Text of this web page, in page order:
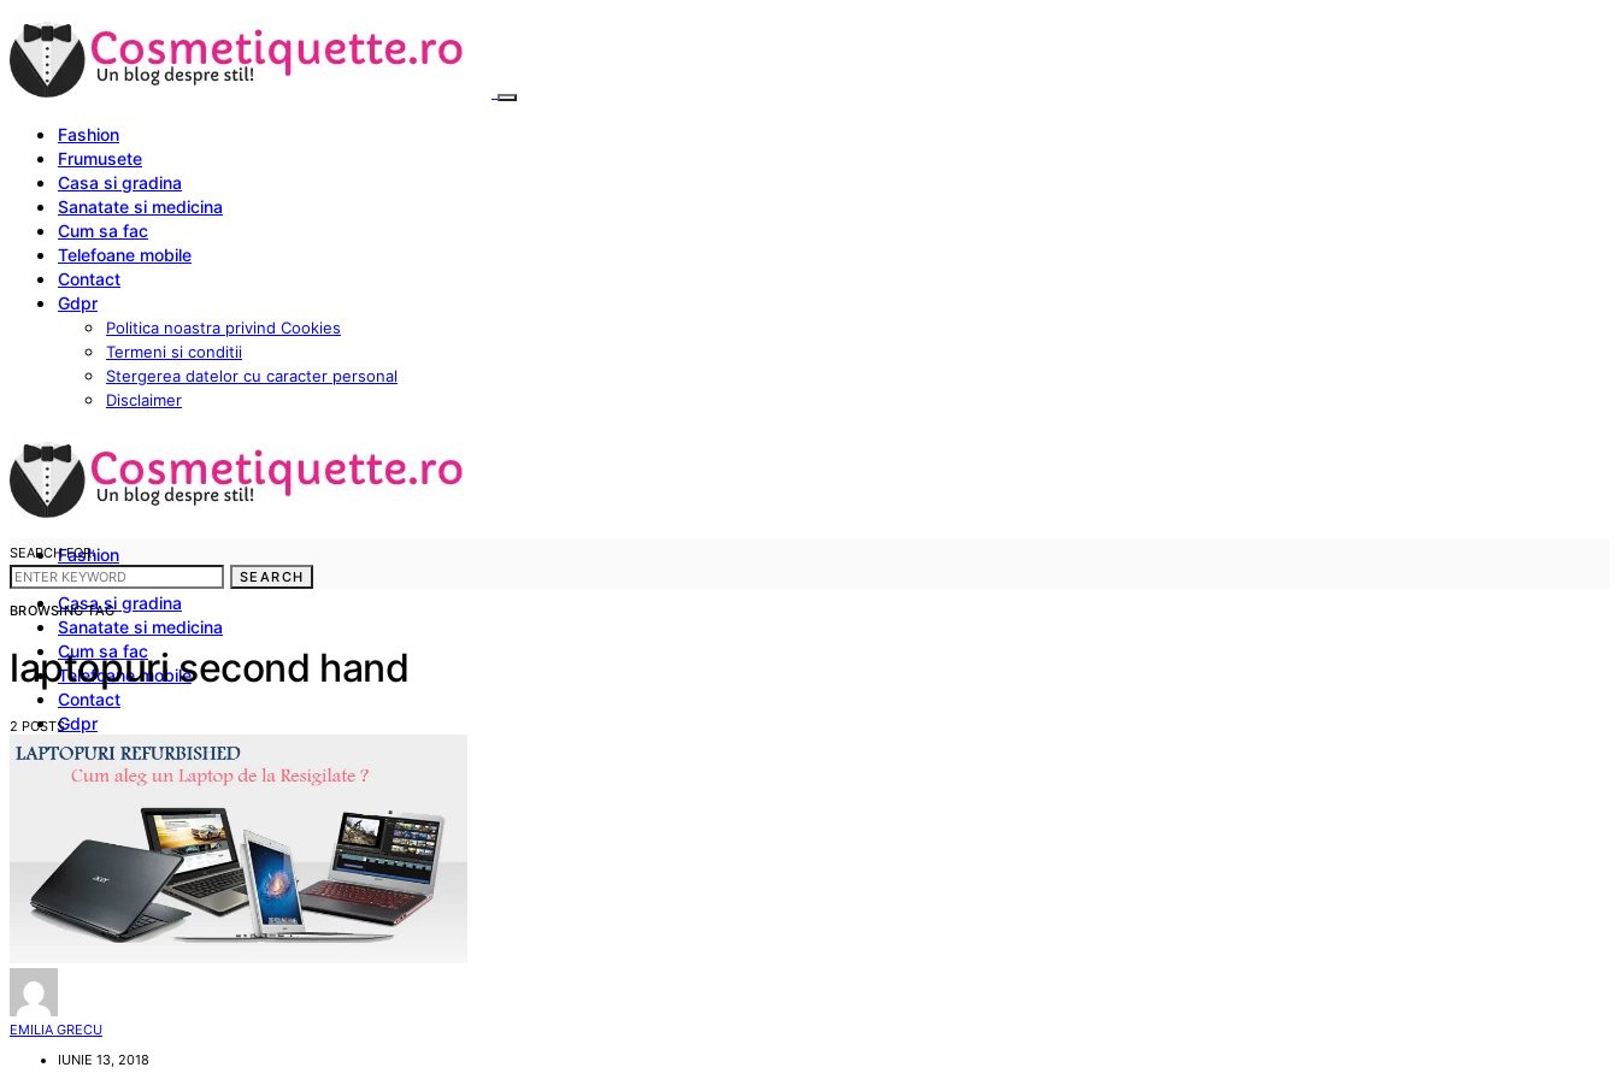
Fashion
Frumusete
Casa si gradina
Sanatate si medicina
Cum sa fac
Telefoane mobile
Contact
Gdpr
Politica noastra privind Cookies
Termeni si conditii
Stergerea datelor cu caracter personal
Disclaimer
Fashion
Frumusete
Casa si gradina
Sanatate si medicina
Cum sa fac
Telefoane mobile
Contact
Gdpr
Politica noastra privind Cookies
Termeni si conditii
Disclaimer
SEARCH FOR:
SEARCH
BROWSING TAG
laptopuri second hand
2 POSTS
EMILIA GRECU
IUNIE 13, 2018